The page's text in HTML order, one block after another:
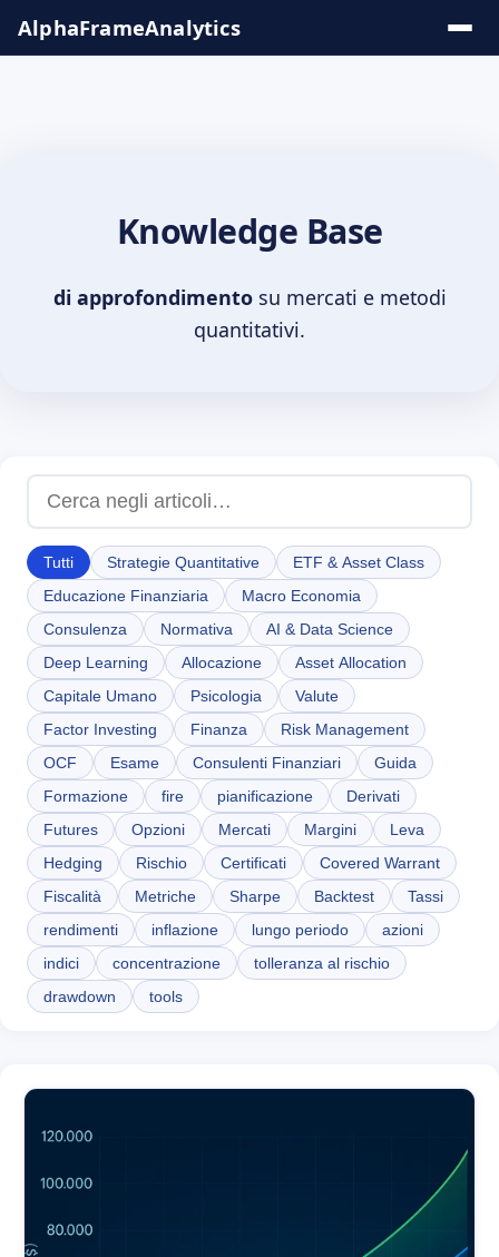
contenuto
AlphaFrameAnalytics
Online
Chi Siamo
IT EN
Knowledge Base
di approfondimento su mercati e metodi
quantitativi.
Tutti Strategie Quantitative
ETF & Asset Class
Educazione Finanziaria
Macro Economia
Consulenza
Normativa
AI & Data Science
Deep Learning
Allocazione
Asset Allocation
Capitale Umano
Psicologia
Valute
Factor Investing
Finanza
Risk Management
OCF
Esame Consulenti Finanziari
Guida
Formazione
fire pianificazione
Derivati
Futures
Opzioni Mercati Margini
Leva
Hedging
Rischio Certificati
Covered Warrant
Fiscalità
Metriche Sharpe Backtest
Tassi
rendimenti
inflazione lungo periodo
azioni
indici
concentrazione
tolleranza al rischio
drawdown
tools